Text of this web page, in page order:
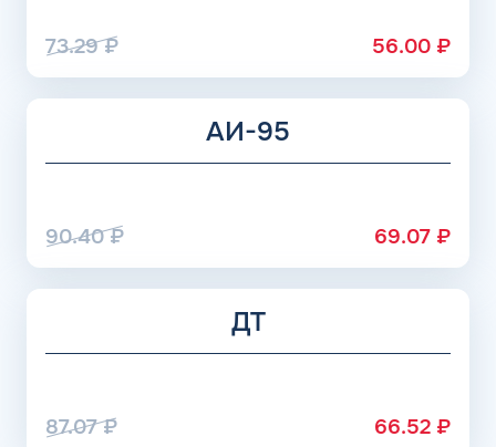
73.29₽ 56.00 ₽
АИ-95
90.40₽ 69.07 ₽
ДТ
87.07₽ 66.52 ₽